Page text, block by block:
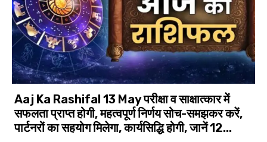
Aaj Ka Rashifal 13 May परीक्षा व साक्षात्कार में
सफलता प्राप्त होगी, महत्वपूर्ण निर्णय सोच-समझकर करें,
पार्टनरों का सहयोग मिलेगा, कार्यसिद्धि होगी, जानें 12...